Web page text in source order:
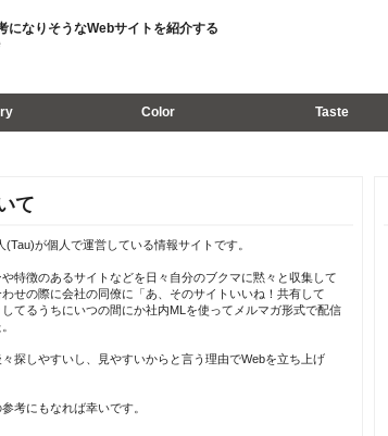
Color Taste
て
が個人で運営している情報サイトです。
特徴のあるサイトなどを日々自分のブクマに黙々と収集して
せの際に会社の同僚に「あ、そのサイトいいね！共有して
てるうちにいつの間にか社内MLを使ってメルマガ形式で配信
探しやすいし、見やすいからと言う理由でWebを立ち上げ
考にもなれば幸いです。